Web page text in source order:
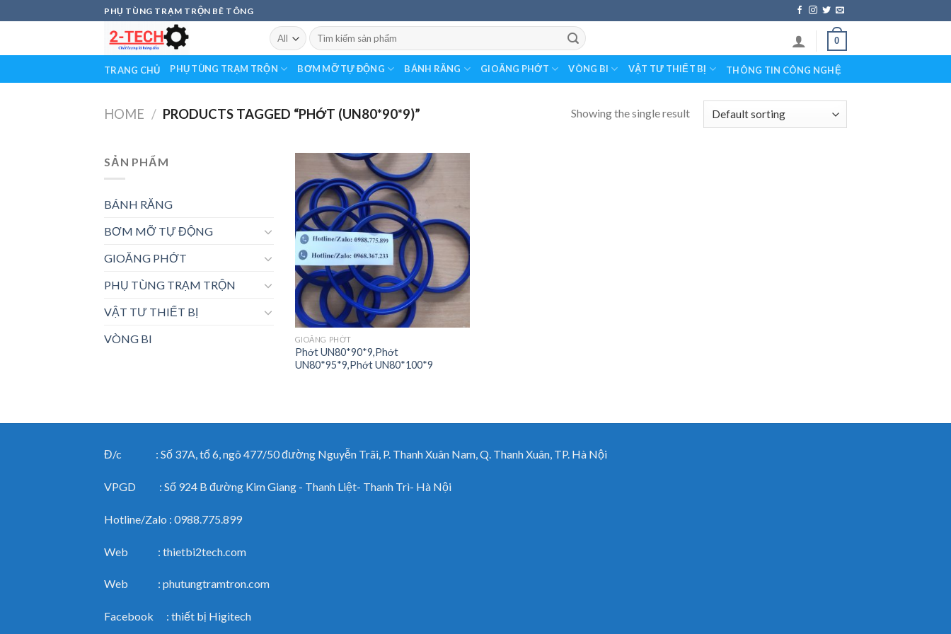
to
PHỤ TÙNG TRẠM TRỘN BÊ TÔNG
Search
for:
0
TRANG CHỦ PHỤ TÙNG TRẠM TRỘN BƠM MỠ TỰ ĐỘNG BÁNH RĂNG GIOĂNG PHỚT VÒNG BI VẬT TƯ THIẾT BỊ THÔNG TIN CÔNG NGHỆ
HOME / PRODUCTS TAGGED “PHỚT (UN80*90*9)” Showing the single result
SẢN PHẨM
BÁNH RĂNG
BƠM MỠ TỰ ĐỘNG
GIOĂNG PHỚT
PHỤ TÙNG TRẠM TRỘN
VẬT TƯ THIẾT BỊ
VÒNG BI
GIOĂNG PHỚT
Phớt UN80*90*9,Phớt
UN80*95*9,Phớt UN80*100*9
Đ/c : Số 37A, tổ 6, ngõ 477/50 đường Nguyễn Trãi, P. Thanh Xuân Nam, Q. Thanh Xuân, TP. Hà Nội
VPGD : Số 924 B đường Kim Giang - Thanh Liệt- Thanh Trì- Hà Nội
Hotline/Zalo : 0988.775.899
Web : thietbi2tech.com
Web : phutungtramtron.com
Facebook : thiết bị Higitech